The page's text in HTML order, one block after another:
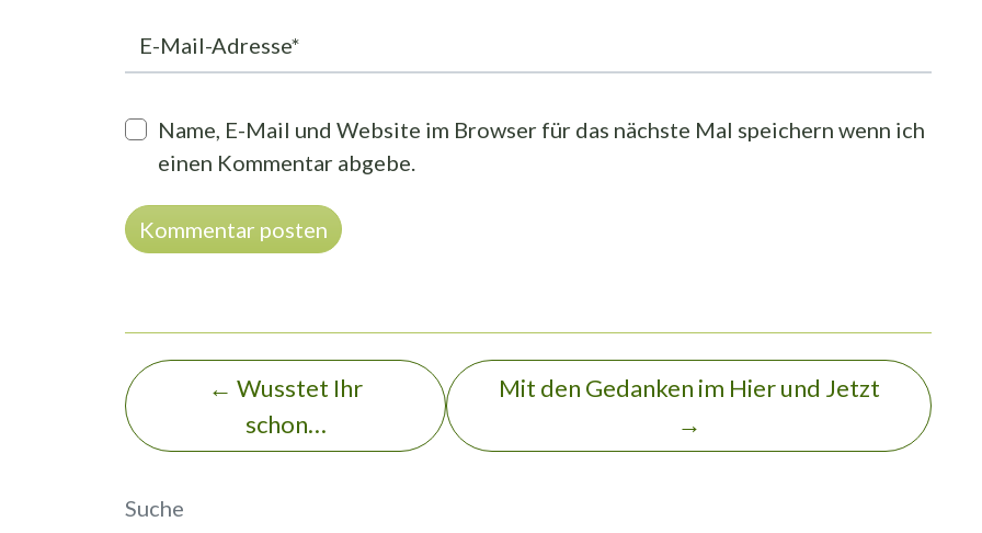
E-Mail-Adresse*
Name, E-Mail und Website im Browser für das nächste Mal speichern wenn ich
einen Kommentar abgebe.
← Wusstet Ihr
schon…
Mit den Gedanken im Hier und Jetzt
→